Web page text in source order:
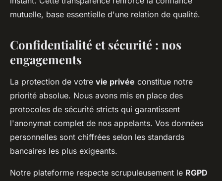
mutuelle, base essentielle d'une relation de qualité.
Confidentialité et sécurité : nos
engagements
La protection de votre vie privée constitue notre
priorité absolue. Nous avons mis en place des
protocoles de sécurité stricts qui garantissent
l'anonymat complet de nos appelants. Vos données
personnelles sont chiffrées selon les standards
bancaires les plus exigeants.
Notre plateforme respecte scrupuleusement le RGPD